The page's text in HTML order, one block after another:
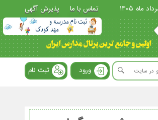
تماس با ما پذیرش آگهی
ورود ثبت نام